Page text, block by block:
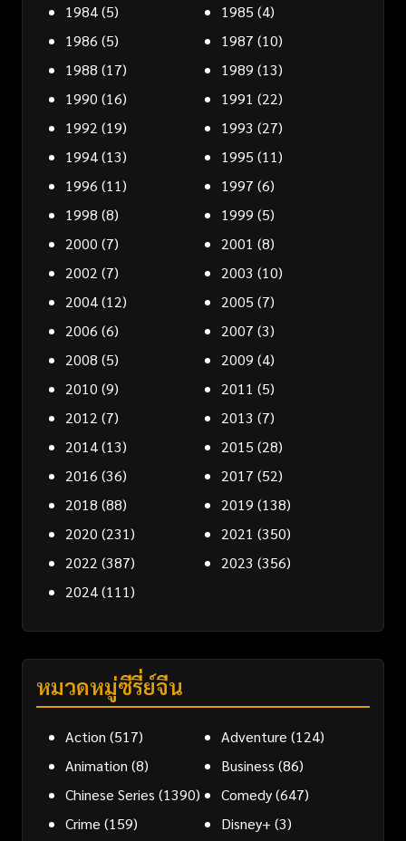
1984(5) 1985 (4)
1986 (5) 1987 (10)
1988 (17) 1989 (13)
1990 (16) 1991 (22)
1992 (19) 1993 (27)
1994(13) 1995 (11)
1996 (11) 1997 (6)
1998 (8) 1999 (5)
2000 (7) 2001 (8)
2002 (7) 2003 (10)
2004(12) 2005 (7)
2006 (6) 2007 (3)
2008 (5) 2009 (4)
2010 (9) 2011 (5)
2012 (7) 2013 (7)
2014(13) 2015 (28)
2016 (36) 2017 (52)
2018 (88) 2019 (138)
2020 (231) 2021 (350)
2022 (387) 2023 (356)
2024(111)
หมวดหมู่ซีรี่ย์จีน
Action (517) Adventure (124)
Animation (8) Business (86)
Chinese Series (1390) Comedy(647)
Crime (159) Disney+ (3)